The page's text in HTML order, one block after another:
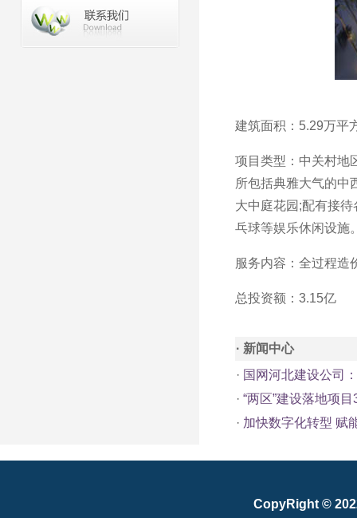
建筑面积：5.29万平
项目类型：中关村地
所包括典雅大气的中
大中庭花园;配有接
乓球等娱乐休闲设施
服务内容：全过程造
总投资额：3.15亿
· 新闻中心
· 国网河北建设公司
· “两区”建设落地项
· 加快数字化转型 赋
CopyRight ©